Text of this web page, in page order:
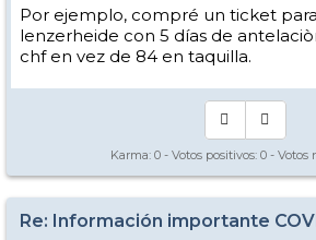
Por ejemplo, compré un ticket
lenzerheide con 5 días de
chf en vez de 84 en taquilla.
Karma: 0 - Votos positivos: 0 - Votos
Re: Información importante